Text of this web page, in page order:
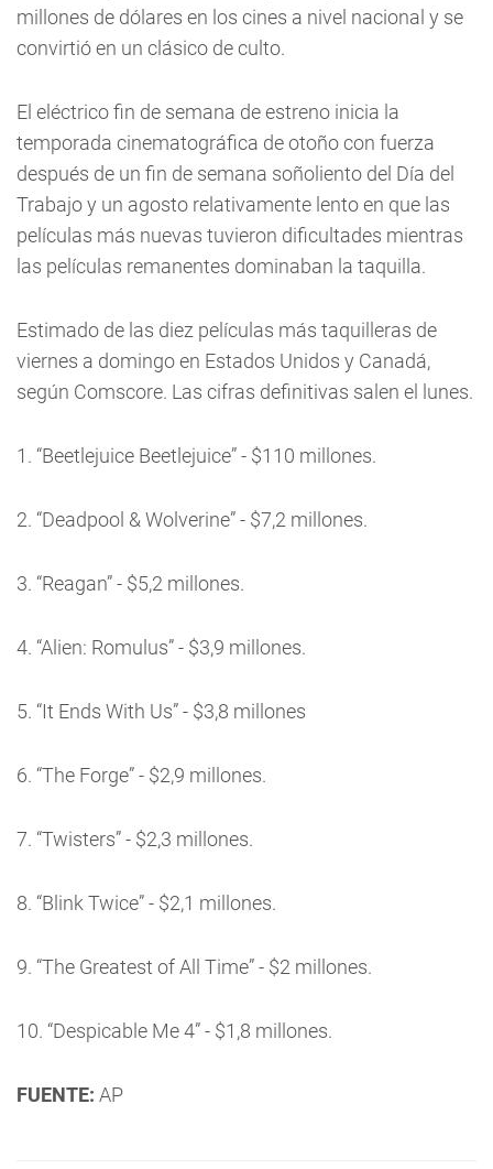
millones de dólares en los cines a nivel nacional y se
convirtió en un clásico de culto.
El eléctrico fin de semana de estreno inicia la
temporada cinematográfica de otoño con fuerza
después de un fin de semana soñoliento del Día del
Trabajo y un agosto relativamente lento en que las
películas más nuevas tuvieron dificultades mientras
las películas remanentes dominaban la taquilla.
Estimado de las diez películas más taquilleras de
viernes a domingo en Estados Unidos y Canadá,
según Comscore. Las cifras definitivas salen el lunes.
1. “Beetlejuice Beetlejuice” - $110 millones.
2. “Deadpool & Wolverine” - $7,2 millones.
3. “Reagan” - $5,2 millones.
4. “Alien: Romulus” - $3,9 millones.
5. “It Ends With Us” - $3,8 millones
6. “The Forge” - $2,9 millones.
7. “Twisters” - $2,3 millones.
8. “Blink Twice” - $2,1 millones.
9. “The Greatest of All Time” - $2 millones.
10. “Despicable Me 4” - $1,8 millones.
FUENTE: AP